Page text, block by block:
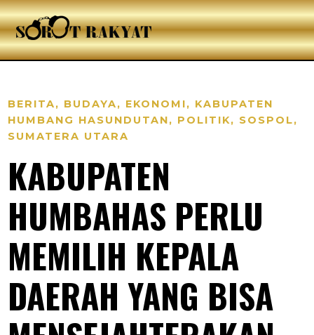
BERITA, BUDAYA, EKONOMI, KABUPATEN
HUMBANG HASUNDUTAN, POLITIK, SOSPOL,
SUMATERA UTARA
KABUPATEN
HUMBAHAS PERLU
MEMILIH KEPALA
DAERAH YANG BISA